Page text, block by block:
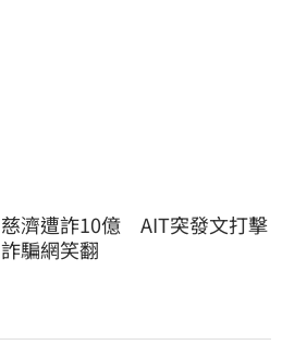
慈濟遭詐10億　AIT突發文打擊
詐騙網笑翻